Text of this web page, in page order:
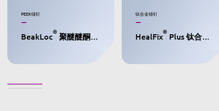
PEEK锚钉
BeakLoc® 聚醚醚酮骨锚钉
钛合金锚钉
HealFix® Plus 钛合金锚钉